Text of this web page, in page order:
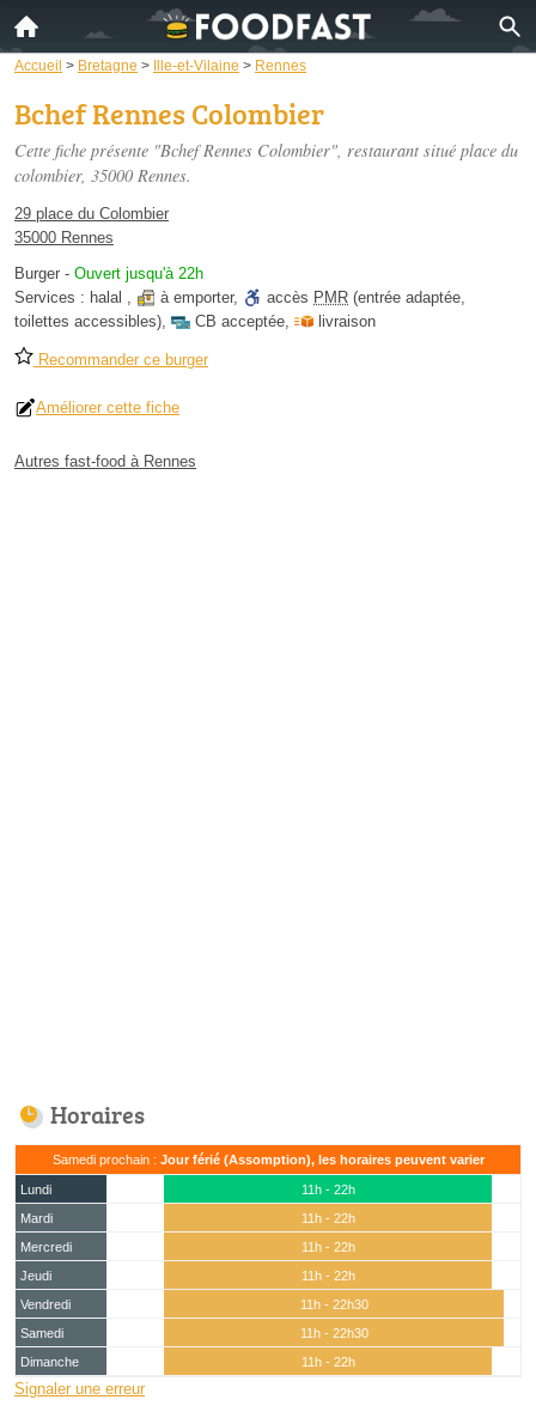
Accueil > Bretagne > Ille-et-Vilaine > Rennes
Bchef Rennes Colombier
Cette fiche présente "Bchef Rennes Colombier", restaurant situé place du
colombier, 35000 Rennes.
29 place du Colombier
35000 Rennes
Burger - Ouvert jusqu'à 22h
Services : halal , à emporter, accès PMR (entrée adaptée,
toilettes accessibles), CB acceptée, livraison
Recommander ce burger
Améliorer cette fiche
Autres fast-food à Rennes
Horaires
Samedi prochain : Jour férié (Assomption), les horaires peuvent varier
Lundi
11h - 22h
Mardi
11h - 22h
Mercredi
11h - 22h
Jeudi
11h - 22h
Vendredi
11h - 22h30
Samedi
11h - 22h30
Dimanche
11h - 22h
Signaler une erreur